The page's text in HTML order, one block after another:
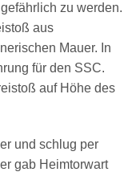
zu werden.
aus
Mauer. In
für den SSC.
auf Höhe des
und schlug per
gab Heimtorwart